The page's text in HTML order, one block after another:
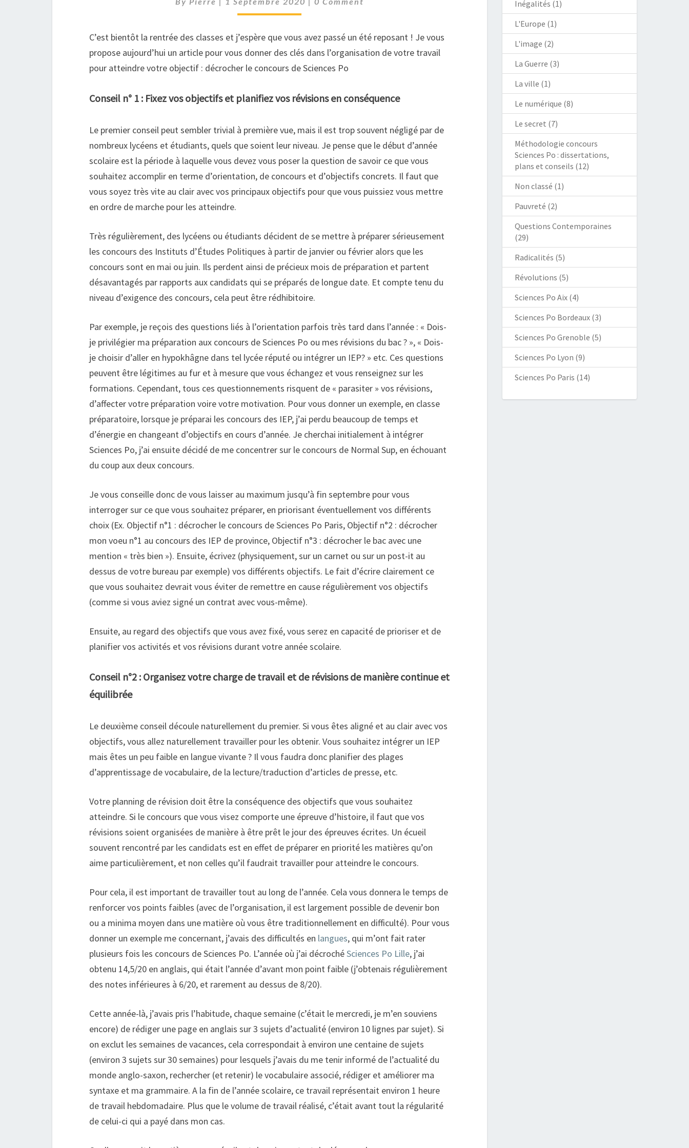
SON
?
C’est bientôt la rentrée des classes et j’espère que vous avez passé un été reposant ! Je vous
propose aujourd’hui un article pour vous donner des clés dans l’organisation de votre travail
pour atteindre votre objectif : décrocher le concours de Sciences Po
Conseil n° 1 : Fixez vos objectifs et planifiez vos révisions en conséquence
Le premier conseil peut sembler trivial à première vue, mais il est trop souvent négligé par de
nombreux lycéens et étudiants, quels que soient leur niveau. Je pense que le début d’année
scolaire est la période à laquelle vous devez vous poser la question de savoir ce que vous
souhaitez accomplir en terme d’orientation, de concours et d’objectifs concrets. Il faut que
vous soyez très vite au clair avec vos principaux objectifs pour que vous puissiez vous mettre
en ordre de marche pour les atteindre.
Très régulièrement, des lycéens ou étudiants décident de se mettre à préparer sérieusement
les concours des Instituts d’Études Politiques à partir de janvier ou février alors que les
concours sont en mai ou juin. Ils perdent ainsi de précieux mois de préparation et partent
désavantagés par rapports aux candidats qui se préparés de longue date. Et compte tenu du
niveau d’exigence des concours, cela peut être rédhibitoire.
Par exemple, je reçois des questions liés à l’orientation parfois très tard dans l’année : « Dois-
je privilégier ma préparation aux concours de Sciences Po ou mes révisions du bac ? », « Dois-
je choisir d’aller en hypokhâgne dans tel lycée réputé ou intégrer un IEP? » etc. Ces questions
peuvent être légitimes au fur et à mesure que vous échangez et vous renseignez sur les
formations. Cependant, tous ces questionnements risquent de « parasiter » vos révisions,
d’affecter votre préparation voire votre motivation. Pour vous donner un exemple, en classe
préparatoire, lorsque je préparai les concours des IEP, j’ai perdu beaucoup de temps et
d’énergie en changeant d’objectifs en cours d’année. Je cherchai initialement à intégrer
Sciences Po, j’ai ensuite décidé de me concentrer sur le concours de Normal Sup, en échouant
du coup aux deux concours.
Je vous conseille donc de vous laisser au maximum jusqu’à fin septembre pour vous
interroger sur ce que vous souhaitez préparer, en priorisant éventuellement vos différents
choix (Ex. Objectif n°1 : décrocher le concours de Sciences Po Paris, Objectif n°2 : décrocher
mon voeu n°1 au concours des IEP de province, Objectif n°3 : décrocher le bac avec une
mention « très bien »). Ensuite, écrivez (physiquement, sur un carnet ou sur un post-it au
dessus de votre bureau par exemple) vos différents objectifs. Le fait d’écrire clairement ce
que vous souhaitez devrait vous éviter de remettre en cause régulièrement vos objectifs
(comme si vous aviez signé un contrat avec vous-même).
Ensuite, au regard des objectifs que vous avez fixé, vous serez en capacité de prioriser et de
planifier vos activités et vos révisions durant votre année scolaire.
Conseil n°2 : Organisez votre charge de travail et de révisions de manière continue et
équilibrée
Le deuxième conseil découle naturellement du premier. Si vous êtes aligné et au clair avec vos
objectifs, vous allez naturellement travailler pour les obtenir. Vous souhaitez intégrer un IEP
mais êtes un peu faible en langue vivante ? Il vous faudra donc planifier des plages
d’apprentissage de vocabulaire, de la lecture/traduction d’articles de presse, etc.
Votre planning de révision doit être la conséquence des objectifs que vous souhaitez
atteindre. Si le concours que vous visez comporte une épreuve d’histoire, il faut que vos
révisions soient organisées de manière à être prêt le jour des épreuves écrites. Un écueil
souvent rencontré par les candidats est en effet de préparer en priorité les matières qu’on
aime particulièrement, et non celles qu’il faudrait travailler pour atteindre le concours.
Pour cela, il est important de travailler tout au long de l’année. Cela vous donnera le temps de
renforcer vos points faibles (avec de l’organisation, il est largement possible de devenir bon
ou a minima moyen dans une matière où vous être traditionnellement en difficulté). Pour vous
donner un exemple me concernant, j’avais des difficultés en langues, qui m’ont fait rater
plusieurs fois les concours de Sciences Po. L’année où j’ai décrochéSciences Po Lille, j’ai
obtenu 14,5/20 en anglais, qui était l’année d’avant mon point faible (j’obtenais régulièrement
des notes inférieures à 6/20, et rarement au dessus de 8/20).
Cette année-là, j’avais pris l’habitude, chaque semaine (c’était le mercredi, je m’en souviens
encore) de rédiger une page en anglais sur 3 sujets d’actualité (environ 10 lignes par sujet). Si
on exclut les semaines de vacances, cela correspondait à environ une centaine de sujets
(environ 3 sujets sur 30 semaines) pour lesquels j’avais du me tenir informé de l’actualité du
monde anglo-saxon, rechercher (et retenir) le vocabulaire associé, rédiger et améliorer ma
syntaxe et ma grammaire. A la fin de l’année scolaire, ce travail représentait environ 1 heure
de travail hebdomadaire. Plus que le volume de travail réalisé, c’était avant tout la régularité
de celui-ci qui a payé dans mon cas.
Inégalités (1)
L'Europe (1)
L'image (2)
La Guerre (3)
La ville (1)
Le numérique (8)
Le secret (7)
Méthodologie concours
Sciences Po : dissertations,
plans et conseils (12)
Non classé (1)
Pauvreté (2)
Questions Contemporaines
(29)
Radicalités (5)
Révolutions (5)
Sciences Po Aix(4)
Sciences Po Bordeaux(3)
Sciences Po Grenoble (5)
Sciences Po Lyon (9)
Sciences Po Paris (14)